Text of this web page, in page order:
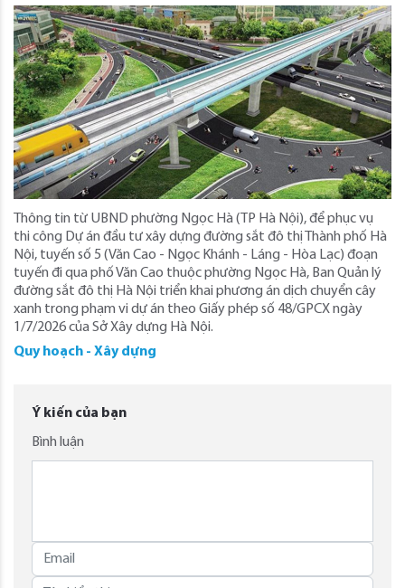
Thông tin từ UBND phường Ngọc Hà (TP Hà Nội), để phục vụ
thi công Dự án đầu tư xây dựng đường sắt đô thị Thành phố Hà
Nội, tuyến số 5 (Văn Cao - Ngọc Khánh - Láng - Hòa Lạc) đoạn
tuyến đi qua phố Văn Cao thuộc phường Ngọc Hà, Ban Quản lý
đường sắt đô thị Hà Nội triển khai phương án dịch chuyển cây
xanh trong phạm vi dự án theo Giấy phép số 48/GPCX ngày
1/7/2026 của Sở Xây dựng Hà Nội.
Quy hoạch - Xây dựng
Ý kiến của bạn
Bình luận